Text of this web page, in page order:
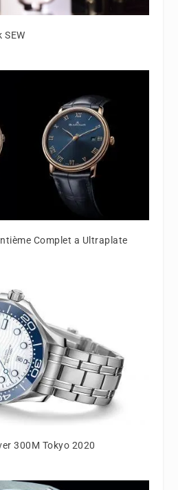
SEW
Complet a Ultraplate
300M Tokyo 2020